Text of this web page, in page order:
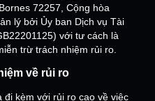
72257, Cộng hòa
lý bởi Ủy ban Dịch vụ Tài
với tư cách là
trừ trách nhiệm rủi ro.
về rủi ro
đi kèm với rủi ro cao về việc